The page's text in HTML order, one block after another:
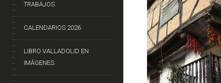
TRABAJOS
CALENDARIOS 2026
LIBRO VALLADOLID EN
IMÁGENES